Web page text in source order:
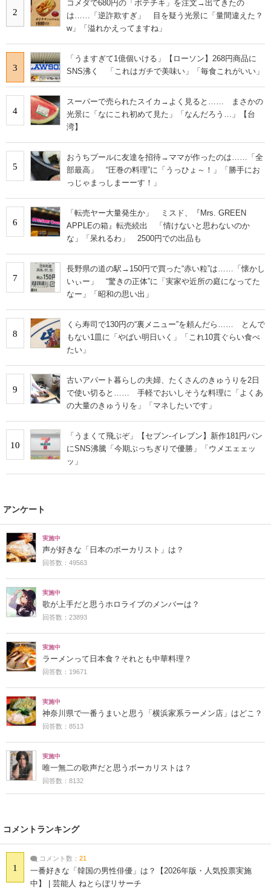
2
コメダで680円の「ポテチキ」を注文→出てきたの
は……「逆詐欺すぎ」 目を疑う光景に「量間違えた？
w」「溢れかえってますね」
3
「うますぎて1億個いける」【ローソン】268円商品に
SNS沸く 「これはガチで美味い」「毎食これがいい」
4
スーパーで売られたスイカ→よく見ると…… まさかの
光景に「なにこれ初めて見た」「なんだろう…」【台
湾】
5
おうちプールに友達を招待→ママが作ったのは……「全
部最高」 “圧巻の料理”に「うっひょ～！」「勝手にお
っじゃまっしまーーす！」
6
「転売ヤー大量発生か」 ミスド、『Mrs. GREEN
APPLEの箱』転売続出 「情けないと思わないのか
な」「呆れるわ」 2500円での出品も
7
長野県の道の駅→150円で買った“赤い粒”は……「懐かし
いぃー」 “驚きの正体”に「実家や近所の庭になってた
なー」「昭和の思い出」
8
くら寿司で130円の“裏メニュー”を頼んだら…… とんで
もない1皿に「やばい明日いく」「これ10貫ぐらい食べ
たい」
9
古いアパート暮らしの夫婦、たくさんのきゅうりを2日
で使い切ると…… 手軽でおいしそうな料理に「よくあ
の大量のきゅうりを」「マネしたいです」
10
「うまくて飛ぶぞ」【セブン‐イレブン】新作181円パン
にSNS沸騰「今期ぶっちぎりで優勝」「ウメエェェッ
ッ」
アンケート
実施中
声が好きな「日本のボーカリスト」は？
回答数：49563
実施中
歌が上手だと思うホロライブのメンバーは？
回答数：23893
実施中
ラーメンって日本食？それとも中華料理？
回答数：19671
実施中
神奈川県で一番うまいと思う「横浜家系ラーメン店」はどこ？
回答数：8513
実施中
唯一無二の歌声だと思うボーカリストは？
回答数：8132
コメントランキング
1
コメント数： 21
一番好きな「韓国の男性俳優」は？【2026年版・人気投票実施
中】 | 芸能人 ねとらぼリサーチ